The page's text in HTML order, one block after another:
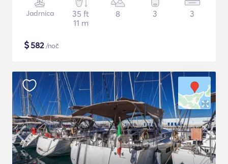
Jadrnica
35 ft
11 m
8 3 3
$582/noč